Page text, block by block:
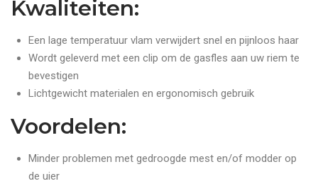
Kwaliteiten:
Een lage temperatuur vlam verwijdert snel en pijnloos haar
Wordt geleverd met een clip om de gasfles aan uw riem te
bevestigen
Lichtgewicht materialen en ergonomisch gebruik
Voordelen:
Minder problemen met gedroogde mest en/of modder op
de uier